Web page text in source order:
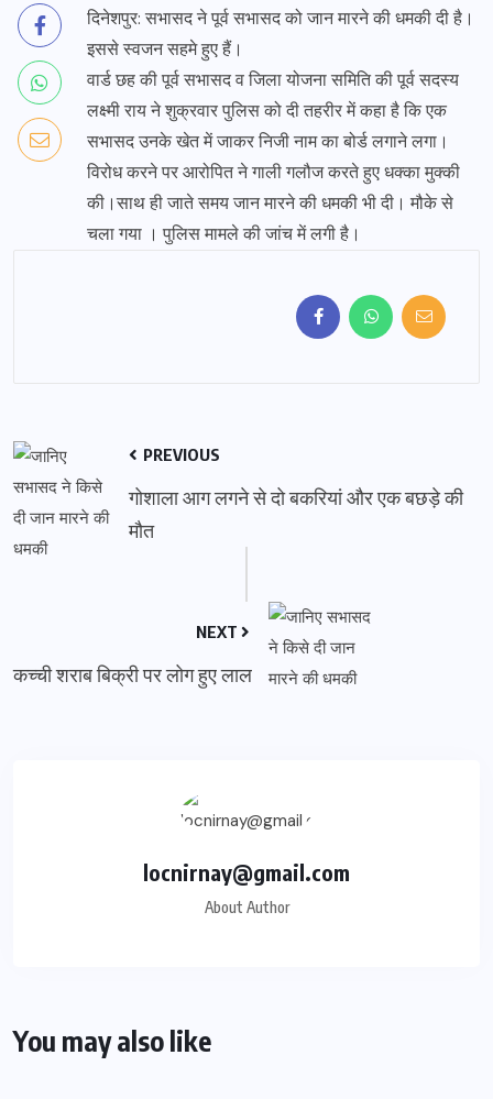
दिनेशपुर: सभासद ने पूर्व सभासद को जान मारने की धमकी दी है।
इससे स्वजन सहमे हुए हैं।
वार्ड छह की पूर्व सभासद व जिला योजना समिति की पूर्व सदस्य
लक्ष्मी राय ने शुक्रवार पुलिस को दी तहरीर में कहा है कि एक
सभासद उनके खेत में जाकर निजी नाम का बोर्ड लगाने लगा।
विरोध करने पर आरोपित ने गाली गलौज करते हुए धक्का मुक्की
की।साथ ही जाते समय जान मारने की धमकी भी दी। मौके से
चला गया । पुलिस मामले की जांच में लगी है।
PREVIOUS
गोशाला आग लगने से दो बकरियां और एक बछड़े की
मौत
NEXT
कच्ची शराब बिक्री पर लोग हुए लाल
locnirnay@gmail.com
About Author
You may also like